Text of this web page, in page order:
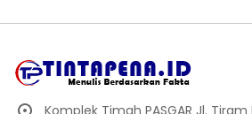
Komplek Timah PASGAR Jl. Tiram